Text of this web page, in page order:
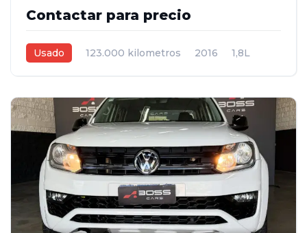
Contactar para precio
Usado 123.000 kilometros 2016
1,8L